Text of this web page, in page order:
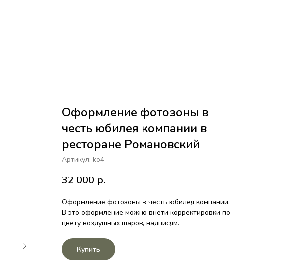
Оформление фотозоны в
честь юбилея компании в
ресторане Романовский
Артикул: ko4
32 000 р.
Оформление фотозоны в честь юбилея компании.
В это оформление можно внети корректировки по
цвету воздушных шаров, надписям.
Купить